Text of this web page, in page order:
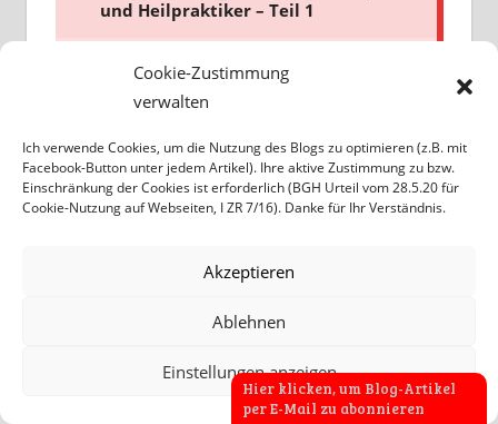
Cookie-Zustimmung
verwalten
Ich verwende Cookies, um die Nutzung des Blogs zu optimieren (z.B. mit
Facebook-Button unter jedem Artikel). Ihre aktive Zustimmung zu bzw.
Einschränkung der Cookies ist erforderlich (BGH Urteil vom 28.5.20 für
Cookie-Nutzung auf Webseiten, I ZR 7/16). Danke für Ihr Verständnis.
Akzeptieren
Ablehnen
Einstellungen anzeigen
Hier klicken, um Blog-Artikel
per E-Mail zu abonnieren